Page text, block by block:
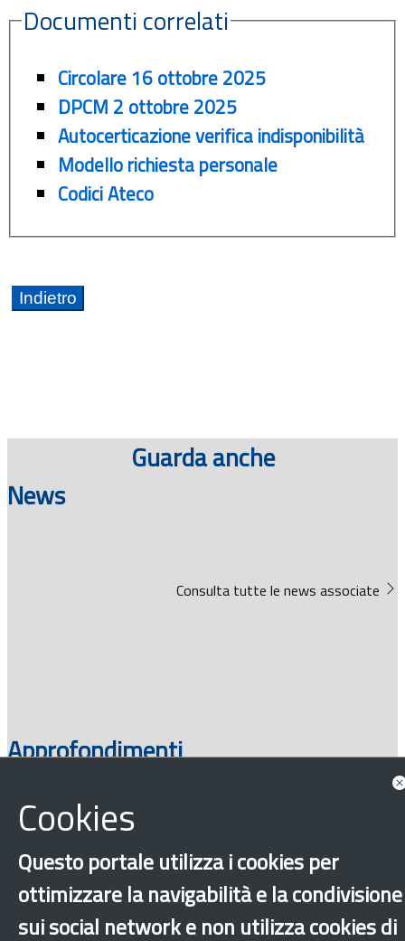
Documenti correlati
Circolare 16 ottobre 2025
DPCM 2 ottobre 2025
Autocerticazione verifica indisponibilità
Modello richiesta personale
Codici Ateco
Guarda anche
News
Consulta tutte le news associate
Approfondimenti
Cookies
Questo portale utilizza i cookies per
ottimizzare la navigabilità e la condivisione
sui social network e non utilizza cookies di